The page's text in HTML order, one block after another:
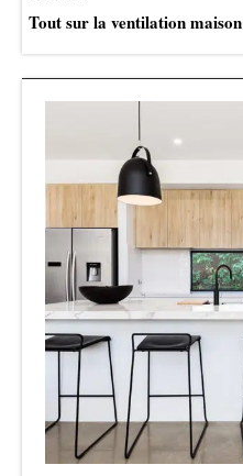
Tout sur la ventilation maison